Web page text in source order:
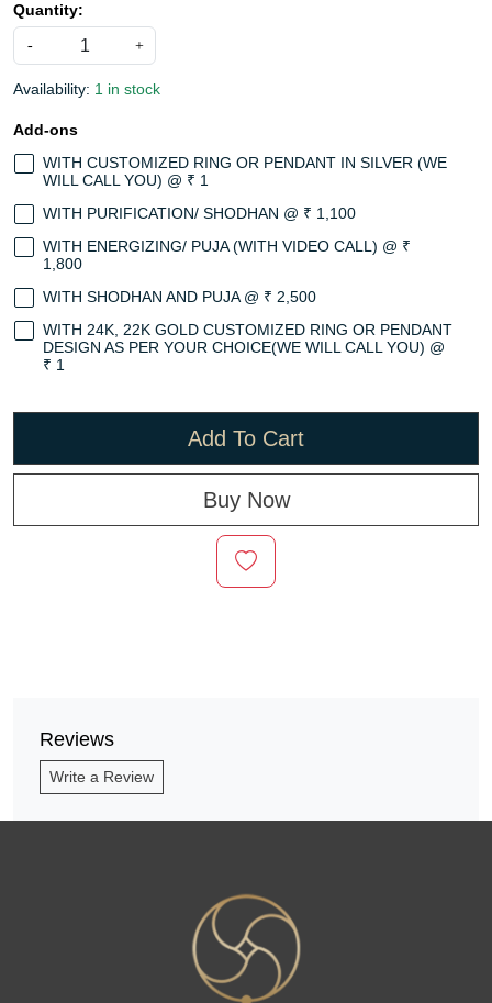
Quantity:
- +
Availability: 1 in stock
Add-ons
WITH CUSTOMIZED RING OR PENDANT IN SILVER (WE
WILL CALL YOU) @ ₹ 1
WITH PURIFICATION/ SHODHAN @ ₹ 1,100
WITH ENERGIZING/ PUJA (WITH VIDEO CALL) @ ₹
1,800
WITH SHODHAN AND PUJA @ ₹ 2,500
WITH 24K, 22K GOLD CUSTOMIZED RING OR PENDANT
DESIGN AS PER YOUR CHOICE(WE WILL CALL YOU) @
₹ 1
Add To Cart
Buy Now
Reviews
Write a Review